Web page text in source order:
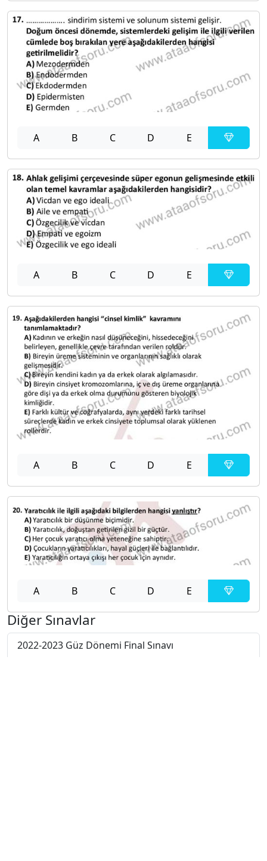
A B C D E
A B C D E
A B C D E
A B C D E
Diğer Sınavlar
2022-2023 Güz Dönemi Final Sınavı